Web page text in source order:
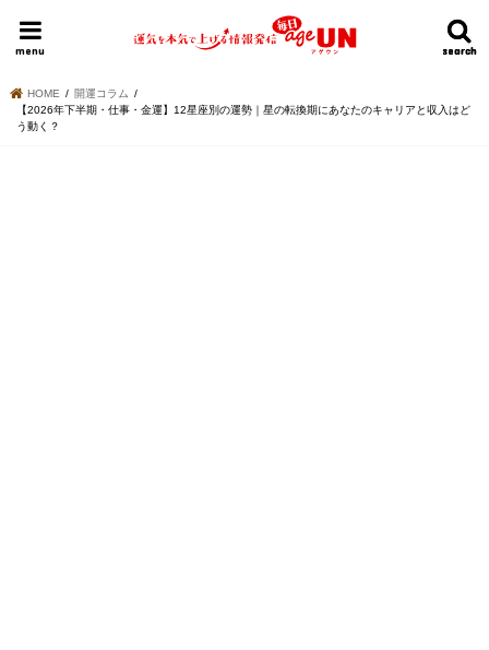
search
search
menu
HOME 明日の運勢ランキング 今週の運勢
HOME
開運コラム
【2026年下半期・仕事・金運】12星座別の運勢｜星の転換期にあなたのキャリアと収入はど
う動く？